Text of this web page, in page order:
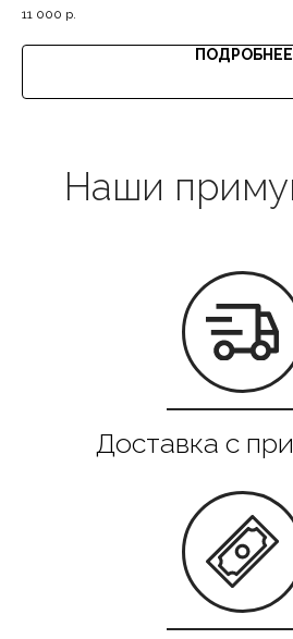
11 000 р.
ПОДРОБНЕЕ
Все в наличии